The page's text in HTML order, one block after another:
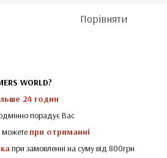
Порівняти
WORLD?
24 годин
порадує Вас
при отриманні
при замовленні на суму від 800грн